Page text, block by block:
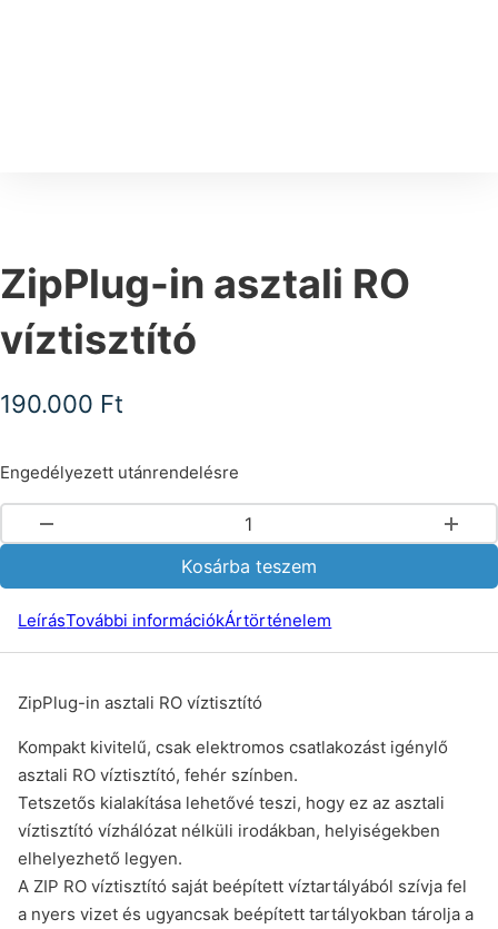
ZipPlug-in asztali RO
víztisztító
190.000 Ft
Engedélyezett utánrendelésre
ZipPlug-in asztali RO víztisztító mennyiség
Kosárba teszem
LeírásTovábbi információkÁrtörténelem
ZipPlug-in asztali RO víztisztító
Kompakt kivitelű, csak elektromos csatlakozást igénylő
asztali RO víztisztító, fehér színben.
Tetszetős kialakítása lehetővé teszi, hogy ez az asztali
víztisztító vízhálózat nélküli irodákban, helyiségekben
elhelyezhető legyen.
A ZIP RO víztisztító saját beépített víztartályából szívja fel
a nyers vizet és ugyancsak beépített tartályokban tárolja a